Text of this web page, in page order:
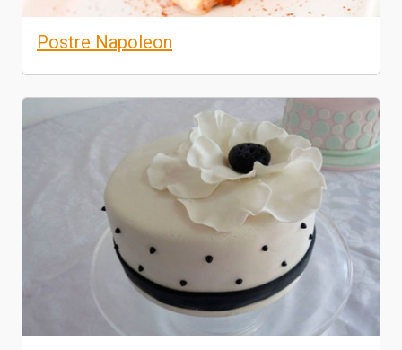
Postre Napoleon